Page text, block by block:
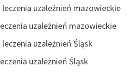
uzależnień mazowieckie
uzależnień mazowieckie
uzależnień Śląsk
uzależnień Śląsk